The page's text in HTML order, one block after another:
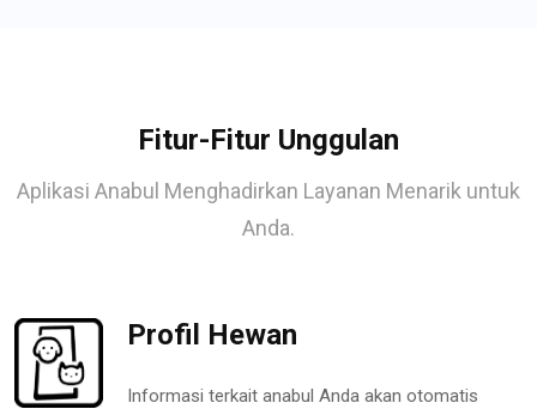
Fitur-Fitur Unggulan
Aplikasi Anabul Menghadirkan Layanan Menarik untuk
Anda.
Profil Hewan
Informasi terkait anabul Anda akan otomatis